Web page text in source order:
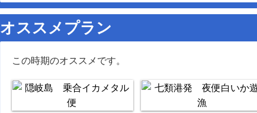
オススメプラン
この時期のオススメです。